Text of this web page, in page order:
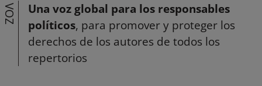
VOZ
Una voz global para los responsables
políticos, para promover y proteger los
derechos de los autores de todos los
repertorios